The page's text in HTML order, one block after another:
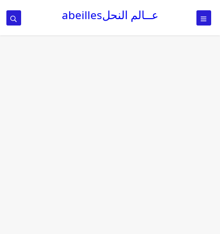
عــالم النحلabeilles